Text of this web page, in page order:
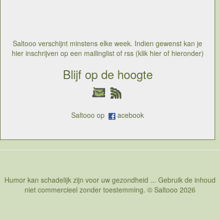
golf dan sociaal zijn? Golf is een van de weinige sporten
die immers veroderstelt dat elke speler een handicap
heeft
Saltooo verschijnt minstens elke week. Indien gewenst kan je
hier inschrijven op een mailinglist of rss (klik hier of hieronder)
Blijf op de hoogte
Saltooo op acebook
Humor kan schadelijk zijn voor uw gezondheid ... Gebruik de inhoud
niet commercieel zonder toestemming. © Saltooo 2026